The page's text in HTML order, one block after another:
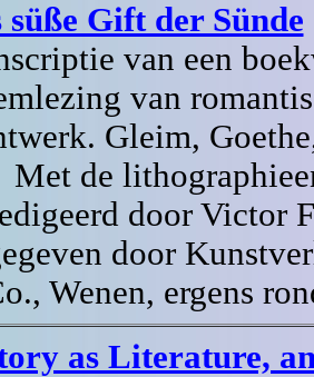
süße Gift der Sünde
van een
van
Gleim,
Met de
door Victor
door
Wenen, ergens
as Literature,